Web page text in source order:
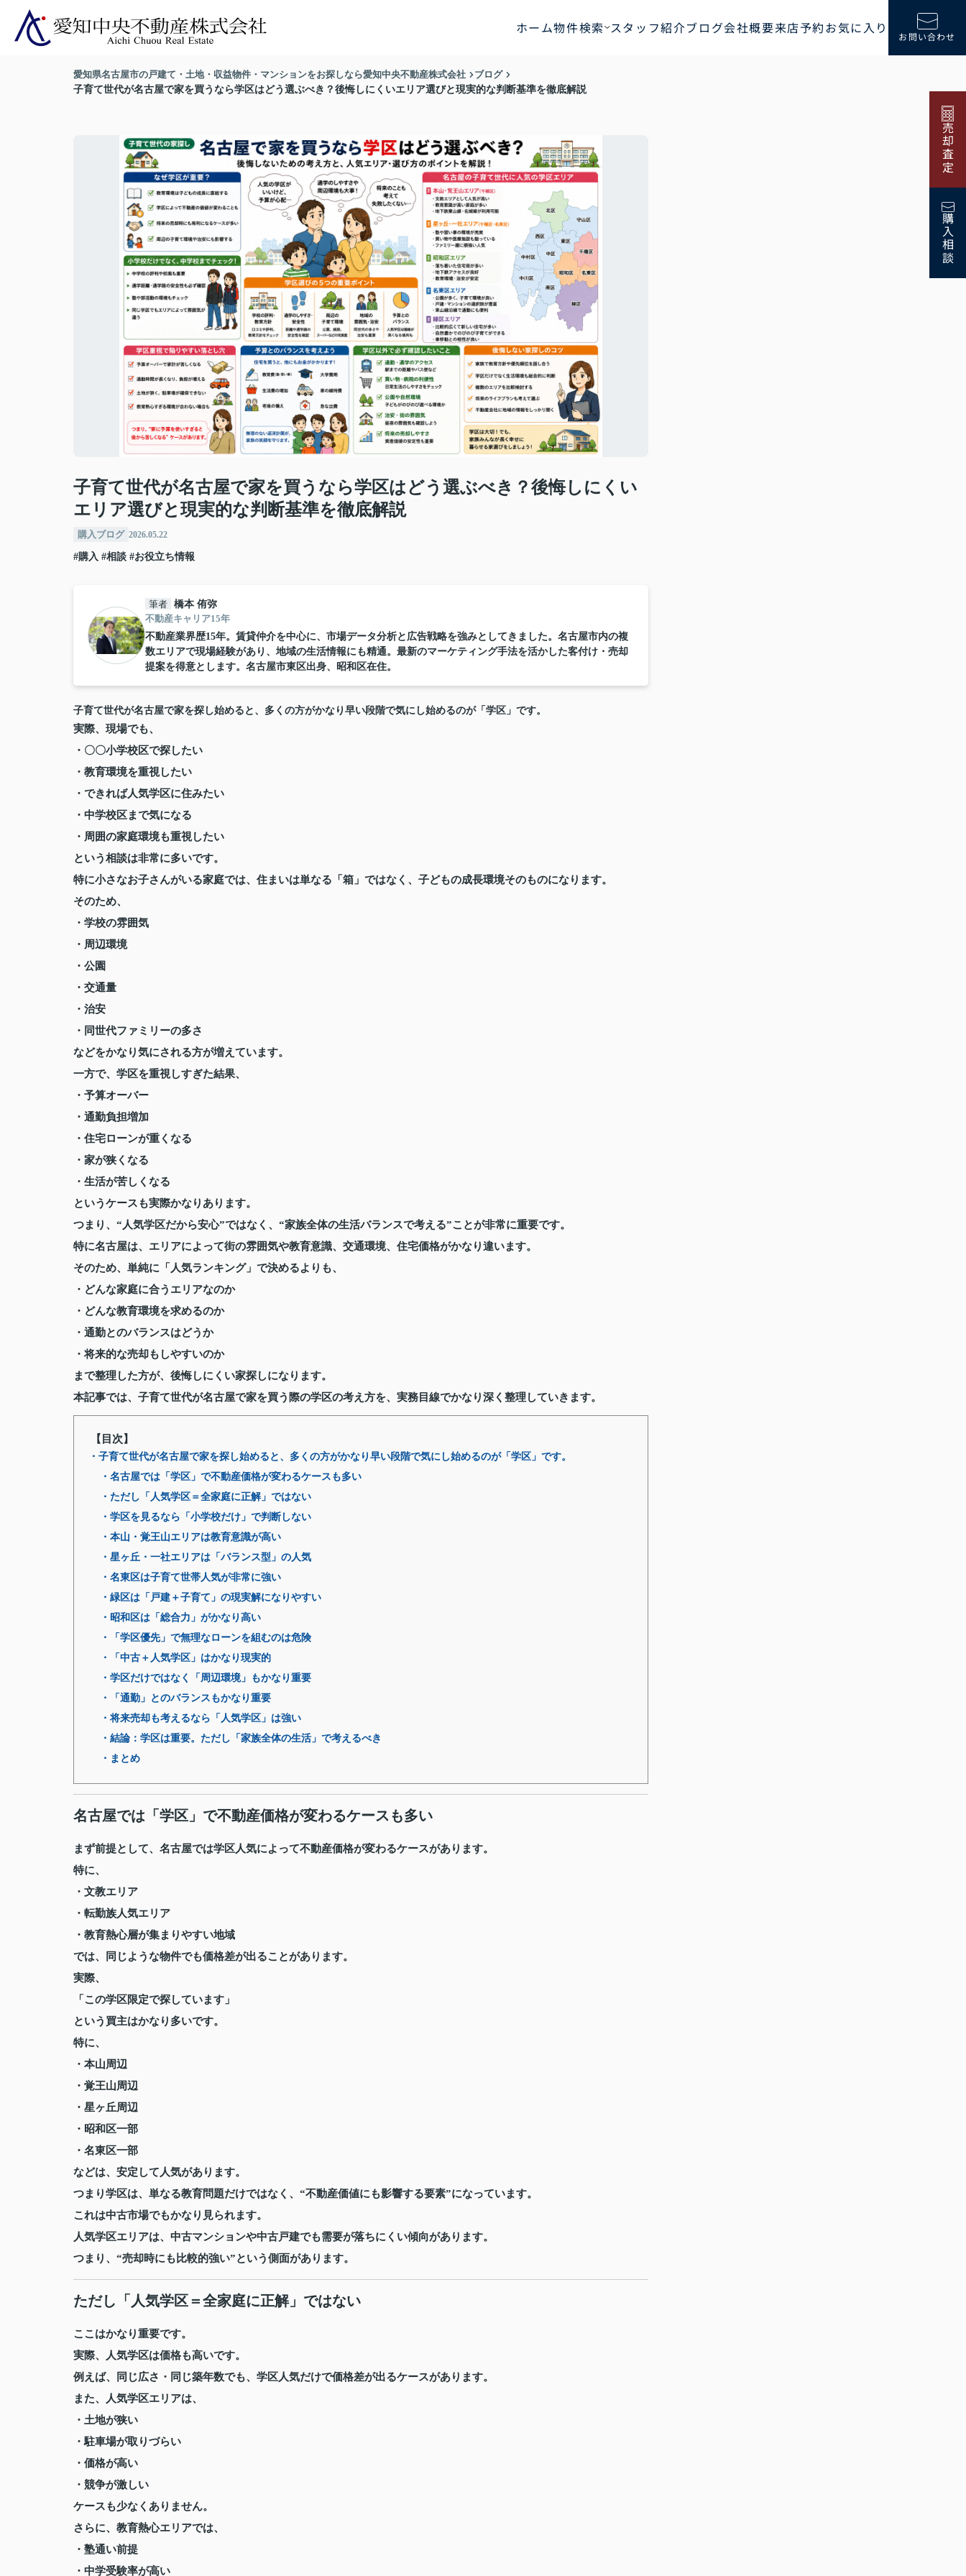
ホーム物件検索 スタッフ紹介ブログ会社概要来店予約お気に入り お問い合わせ
売却査定
購入相談
愛知県名古屋市の戸建て・土地・収益物件・マンションをお探しなら愛知中央不動産株式会社
ブログ
子育て世代が名古屋で家を買うなら学区はどう選ぶべき？後悔しにくいエリア選びと現実的な判断基準を徹底解説
子育て世代が名古屋で家を買うなら学区はどう選ぶべき？後悔しにくい
エリア選びと現実的な判断基準を徹底解説
購入ブログ 2026.05.22
#購入 #相談 #お役立ち情報
筆者 橋本 侑弥
不動産キャリア15年
不動産業界歴15年。賃貸仲介を中心に、市場データ分析と広告戦略を強みとしてきました。名古屋市内の複
数エリアで現場経験があり、地域の生活情報にも精通。最新のマーケティング手法を活かした客付け・売却
提案を得意とします。名古屋市東区出身、昭和区在住。
子育て世代が名古屋で家を探し始めると、多くの方がかなり早い段階で気にし始めるのが「学区」です。
実際、現場でも、
・〇〇小学校区で探したい
・教育環境を重視したい
・できれば人気学区に住みたい
・中学校区まで気になる
・周囲の家庭環境も重視したい
という相談は非常に多いです。
特に小さなお子さんがいる家庭では、住まいは単なる「箱」ではなく、子どもの成長環境そのものになります。
そのため、
・学校の雰囲気
・周辺環境
・公園
・交通量
・治安
・同世代ファミリーの多さ
などをかなり気にされる方が増えています。
一方で、学区を重視しすぎた結果、
・予算オーバー
・通勤負担増加
・住宅ローンが重くなる
・家が狭くなる
・生活が苦しくなる
というケースも実際かなりあります。
つまり、“人気学区だから安心”ではなく、“家族全体の生活バランスで考える”ことが非常に重要です。
特に名古屋は、エリアによって街の雰囲気や教育意識、交通環境、住宅価格がかなり違います。
そのため、単純に「人気ランキング」で決めるよりも、
・どんな家庭に合うエリアなのか
・どんな教育環境を求めるのか
・通勤とのバランスはどうか
・将来的な売却もしやすいのか
まで整理した方が、後悔しにくい家探しになります。
本記事では、子育て世代が名古屋で家を買う際の学区の考え方を、実務目線でかなり深く整理していきます。
【目次】
・子育て世代が名古屋で家を探し始めると、多くの方がかなり早い段階で気にし始めるのが「学区」です。
・名古屋では「学区」で不動産価格が変わるケースも多い
・ただし「人気学区＝全家庭に正解」ではない
・学区を見るなら「小学校だけ」で判断しない
・本山・覚王山エリアは教育意識が高い
・星ヶ丘・一社エリアは「バランス型」の人気
・名東区は子育て世帯人気が非常に強い
・緑区は「戸建＋子育て」の現実解になりやすい
・昭和区は「総合力」がかなり高い
・「学区優先」で無理なローンを組むのは危険
・「中古＋人気学区」はかなり現実的
・学区だけではなく「周辺環境」もかなり重要
・「通勤」とのバランスもかなり重要
・将来売却も考えるなら「人気学区」は強い
・結論：学区は重要。ただし「家族全体の生活」で考えるべき
・まとめ
名古屋では「学区」で不動産価格が変わるケースも多い
まず前提として、名古屋では学区人気によって不動産価格が変わるケースがあります。
特に、
・文教エリア
・転勤族人気エリア
・教育熱心層が集まりやすい地域
では、同じような物件でも価格差が出ることがあります。
実際、
「この学区限定で探しています」
という買主はかなり多いです。
特に、
・本山周辺
・覚王山周辺
・星ヶ丘周辺
・昭和区一部
・名東区一部
などは、安定して人気があります。
つまり学区は、単なる教育問題だけではなく、“不動産価値にも影響する要素”になっています。
これは中古市場でもかなり見られます。
人気学区エリアは、中古マンションや中古戸建でも需要が落ちにくい傾向があります。
つまり、“売却時にも比較的強い”という側面があります。
ただし「人気学区＝全家庭に正解」ではない
ここはかなり重要です。
実際、人気学区は価格も高いです。
例えば、同じ広さ・同じ築年数でも、学区人気だけで価格差が出るケースがあります。
また、人気学区エリアは、
・土地が狭い
・駐車場が取りづらい
・価格が高い
・競争が激しい
ケースも少なくありません。
さらに、教育熱心エリアでは、
・塾通い前提
・中学受験率が高い